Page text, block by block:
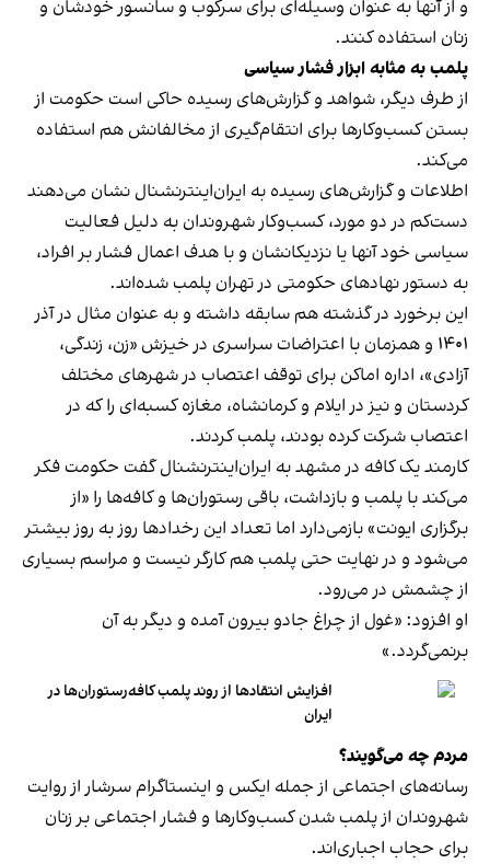
و از آنها به عنوان وسیله‌ای برای سرکوب و سانسور خودشان و
زنان استفاده کنند.
پلمب به مثابه ابزار فشار سیاسی
از طرف دیگر، شواهد و گزارش‌های رسیده حاکی است حکومت از
بستن کسب‌وکارها برای انتقام‌گیری از مخالفانش هم استفاده
می‌کند.
اطلاعات و گزارش‌های رسیده به ایران‌اینترنشنال نشان می‌دهند
دست‌کم در دو مورد، کسب‌وکار شهروندان به دلیل فعالیت
سیاسی خود آنها یا نزدیکانشان و با هدف اعمال فشار بر افراد،
به دستور نهادهای حکومتی در تهران پلمب شده‌اند.
این برخورد در گذشته هم سابقه داشته و به عنوان مثال در آذر
۱۴۰۱ و همزمان با اعتراضات سراسری در خیزش «زن، زندگی،
آزادی»، اداره اماکن برای توقف اعتصاب در شهرهای مختلف
کردستان و نیز در ایلام و کرمانشاه، مغازه کسبه‌ای را که در
اعتصاب شرکت کرده بودند، پلمب کردند.
کارمند یک کافه در مشهد به ایران‌اینترنشنال گفت حکومت فکر
می‌کند با پلمب و بازداشت، باقی رستوران‌ها و کافه‌ها را «از
برگزاری ایونت» بازمی‌دارد اما تعداد این رخدادها روز به روز بیشتر
می‌شود و در نهایت حتی پلمب هم کارگر نیست و مراسم بسیاری
از چشمش در می‌رود.
او افزود: «غول از چراغ جادو بیرون آمده و دیگر به آن
برنمی‎‌گردد.»
افزایش انتقادها از روند پلمب کافه‌رستوران‌ها در
ایران
مردم چه می‌گویند؟
رسانه‎‌های اجتماعی از جمله ایکس و اینستاگرام سرشار از روایت
شهروندان از پلمب شدن کسب‌وکارها و فشار اجتماعی بر زنان
برای حجاب اجباری‌اند.